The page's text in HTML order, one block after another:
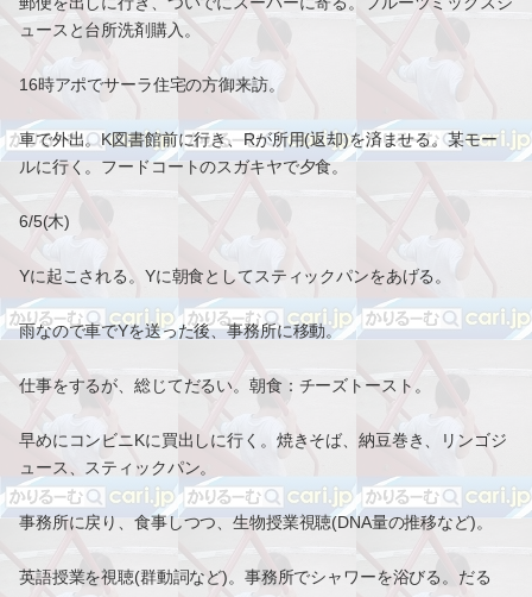
ュースと台所洗剤購入。
16時アポでサーラ住宅の方御来訪。
車で外出。K図書館前に行き、Rが所用(返却)を済ませる。某モー
ルに行く。フードコートのスガキヤで夕食。
6/5(木)
Yに起こされる。Yに朝食としてスティックパンをあげる。
雨なので車でYを送った後、事務所に移動。
仕事をするが、総じてだるい。朝食：チーズトースト。
早めにコンビニKに買出しに行く。焼きそば、納豆巻き、リンゴジ
ュース、スティックパン。
事務所に戻り、食事しつつ、生物授業視聴(DNA量の推移など)。
英語授業を視聴(群動詞など)。事務所でシャワーを浴びる。だる